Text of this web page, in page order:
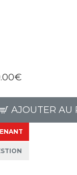
AJOUTER AU